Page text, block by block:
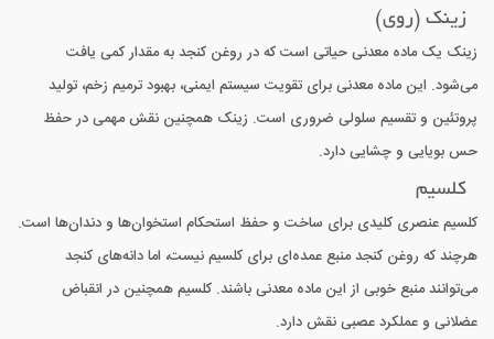
زینک (روی)
زینک یک ماده معدنی حیاتی است که در روغن کنجد به مقدار کمی یافت
می‌شود. این ماده معدنی برای تقویت سیستم ایمنی، بهبود ترمیم زخم، تولید
پروتئین و تقسیم سلولی ضروری است. زینک همچنین نقش مهمی در حفظ
حس بویایی و چشایی دارد.
کلسیم
کلسیم عنصری کلیدی برای ساخت و حفظ استحکام استخوان‌ها و دندان‌ها است.
هرچند که روغن کنجد منبع عمده‌ای برای کلسیم نیست، اما دانه‌های کنجد
می‌توانند منبع خوبی از این ماده معدنی باشند. کلسیم همچنین در انقباض
عضلانی و عملکرد عصبی نقش دارد.